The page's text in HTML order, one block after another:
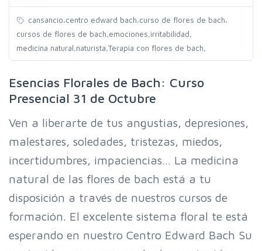
cansancio,centro edward bach,curso de flores de bach,
cursos de flores de bach emociones irritabilidad
medicina natural naturista Terapia con flores de bach
Esencias Florales de Bach: Curso
Presencial 31 de Octubre
Ven a liberarte de tus angustias, depresiones,
malestares, soledades, tristezas, miedos,
incertidumbres, impaciencias… La medicina
natural de las flores de bach está a tu
disposición a través de nuestros cursos de
formación. El excelente sistema floral te está
esperando en nuestro Centro Edward Bach Su